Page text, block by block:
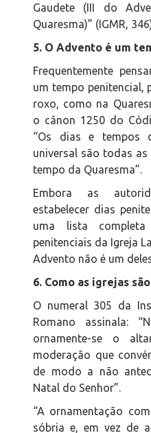
Gaudete (III do
Quaresma)” (IGMR,
5. O Advento é um
Frequentemente
um tempo penitencial,
roxo, como na
o cânon 1250 do
“Os dias e tempos
universal são todas
tempo da Quaresma”.
Embora as
estabelecer dias
uma lista
penitenciais da Igreja
Advento não é um
6. Como as igrejas
O numeral 305 da
Romano assinala:
ornamente-se o
moderação que
de modo a não
Natal do Senhor”.
“A ornamentação
sóbria e, em vez de